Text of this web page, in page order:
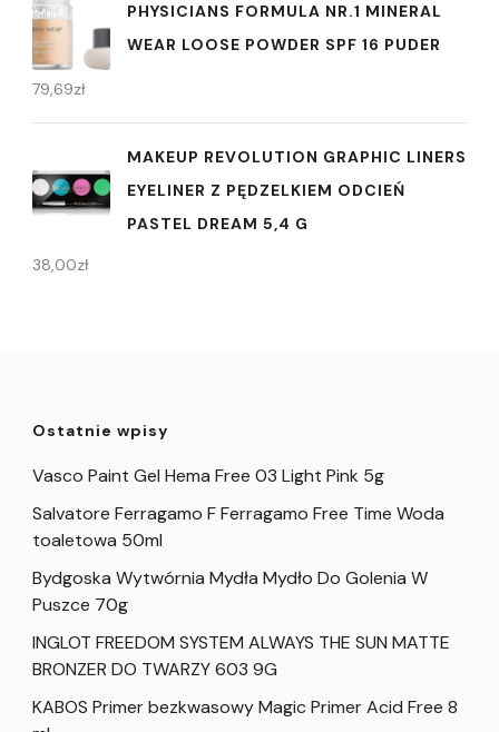
PHYSICIANS FORMULA NR.1 MINERAL
WEAR LOOSE POWDER SPF 16 PUDER
79,69zł
MAKEUP REVOLUTION GRAPHIC LINERS
EYELINER Z PĘDZELKIEM ODCIEŃ
PASTEL DREAM 5,4 G
38,00zł
Ostatnie wpisy
Vasco Paint Gel Hema Free 03 Light Pink 5g
Salvatore Ferragamo F Ferragamo Free Time Woda
toaletowa 50ml
Bydgoska Wytwórnia Mydła Mydło Do Golenia W
Puszce 70g
INGLOT FREEDOM SYSTEM ALWAYS THE SUN MATTE
BRONZER DO TWARZY 603 9G
KABOS Primer bezkwasowy Magic Primer Acid Free 8